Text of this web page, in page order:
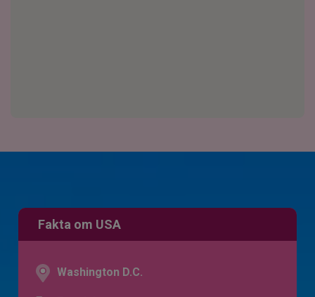
Fakta om USA
Washington D.C.